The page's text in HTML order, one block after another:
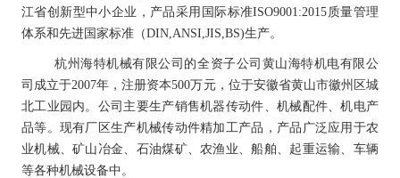
江省创新型中小企业，产品采用国际标准ISO9001:2015质量管理
体系和先进国家标准（DIN,ANSI,JIS,BS)生产。
杭州海特机械有限公司的全资子公司黄山海特机电有限公
司成立于2007年，注册资本500万元，位于安徽省黄山市徽州区城
北工业园内。公司主要生产销售机器传动件、机械配件、机电产
品等。现有厂区生产机械传动件精加工产品，产品广泛应用于农
业机械、矿山冶金、石油煤矿、农渔业、船舶、起重运输、车辆
等各种机械设备中。